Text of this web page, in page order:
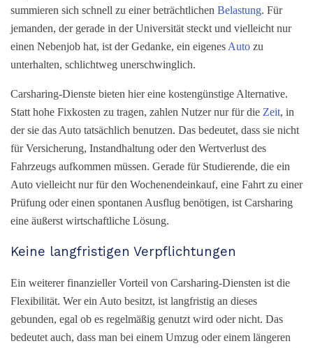
summieren sich schnell zu einer beträchtlichen Belastung. Für
jemanden, der gerade in der Universität steckt und vielleicht nur
einen Nebenjob hat, ist der Gedanke, ein eigenes Auto zu
unterhalten, schlichtweg unerschwinglich.
Carsharing-Dienste bieten hier eine kostengünstige Alternative.
Statt hohe Fixkosten zu tragen, zahlen Nutzer nur für die Zeit, in
der sie das Auto tatsächlich benutzen. Das bedeutet, dass sie nicht
für Versicherung, Instandhaltung oder den Wertverlust des
Fahrzeugs aufkommen müssen. Gerade für Studierende, die ein
Auto vielleicht nur für den Wochenendeinkauf, eine Fahrt zu einer
Prüfung oder einen spontanen Ausflug benötigen, ist Carsharing
eine äußerst wirtschaftliche Lösung.
Keine langfristigen Verpflichtungen
Ein weiterer finanzieller Vorteil von Carsharing-Diensten ist die
Flexibilität. Wer ein Auto besitzt, ist langfristig an dieses
gebunden, egal ob es regelmäßig genutzt wird oder nicht. Das
bedeutet auch, dass man bei einem Umzug oder einem längeren